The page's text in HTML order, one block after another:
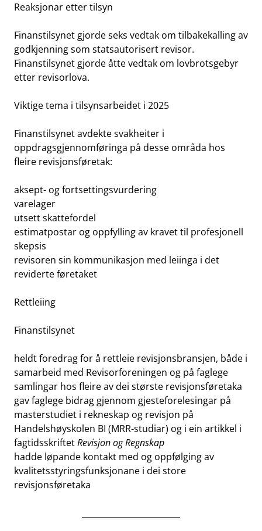
Reaksjonar etter tilsyn
Finanstilsynet gjorde seks vedtak om tilbakekalling av
godkjenning som statsautorisert revisor.
Finanstilsynet gjorde åtte vedtak om lovbrotsgebyr
etter revisorlova.
Viktige tema i tilsynsarbeidet i 2025
Finanstilsynet avdekte svakheiter i
oppdragsgjennomføringa på desse områda hos
fleire revisjonsføretak:
aksept- og fortsettingsvurdering
varelager
utsett skattefordel
estimatpostar og oppfylling av kravet til profesjonell
skepsis
revisoren sin kommunikasjon med leiinga i det
reviderte føretaket
Rettleiing
Finanstilsynet
heldt foredrag for å rettleie revisjonsbransjen, både i
samarbeid med Revisorforeningen og på faglege
samlingar hos fleire av dei største revisjonsføretaka
gav faglege bidrag gjennom gjesteforelesingar på
masterstudiet i rekneskap og revisjon på
Handelshøyskolen BI (MRR-studiar) og i ein artikkel i
fagtidsskriftetRevisjon og Regnskap
hadde løpande kontakt med og oppfølging av
kvalitetsstyringsfunksjonane i dei store
revisjonsføretaka